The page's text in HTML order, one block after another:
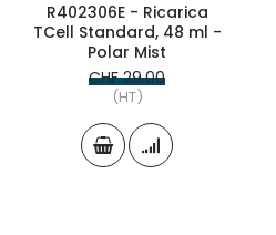
R402306E - Ricarica
TCell Standard, 48 ml -
Polar Mist
CHF 29.00
(HT)